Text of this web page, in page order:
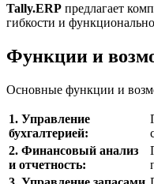
Tally.ERP предлагает
гибкости и
Функции и
Основные функции и
1. Управление
бухгалтерией:
2. Финансовый анализ
и отчетность: